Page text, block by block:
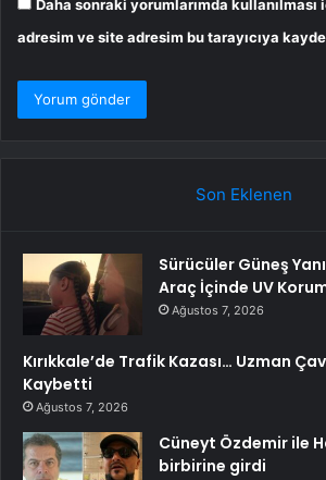
Daha sonraki yorumlarımda kullanılması
adresim ve site adresim bu tarayıcıya
Son Eklenen
Sürücüler Güneş
Araç İçinde UV
Ağustos 7, 2026
Kırıkkale’de Trafik Kazası… Uzman
Kaybetti
Ağustos 7, 2026
Cüneyt Özdemir ile
birbirine girdi